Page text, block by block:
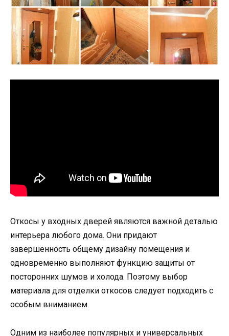
Откосы у входных дверей являются важной деталью
интерьера любого дома. Они придают
завершенность общему дизайну помещения и
одновременно выполняют функцию защиты от
посторонних шумов и холода. Поэтому выбор
материала для отделки откосов следует подходить с
особым вниманием.
Одним из наиболее популярных и универсальных